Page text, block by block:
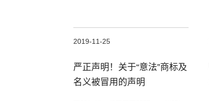
2019-11-25
严正声明！关于“意法”商标及
名义被冒用的声明